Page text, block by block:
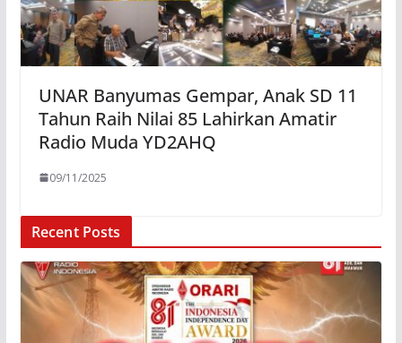
UNAR Banyumas Gempar, Anak SD 11
Tahun Raih Nilai 85 Lahirkan Amatir
Radio Muda YD2AHQ
09/11/2025
Recent Posts